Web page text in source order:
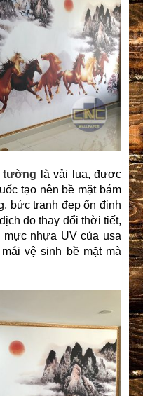
tường là vải lụa, được
tạo nên bề mặt bám
bức tranh đẹp ổn định
do thay đổi thời tiết,
mực nhựa UV của usa
vệ sinh bề mặt mà